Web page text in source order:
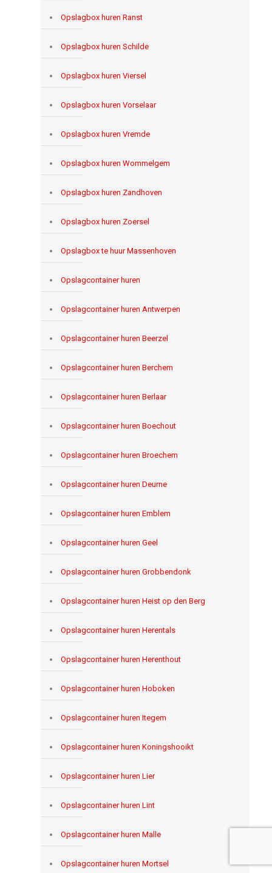
Opslagbox huren Ranst
Opslagbox huren Schilde
Opslagbox huren Viersel
Opslagbox huren Vorselaar
Opslagbox huren Vremde
Opslagbox huren Wommelgem
Opslagbox huren Zandhoven
Opslagbox huren Zoersel
Opslagbox te huur Massenhoven
Opslagcontainer huren
Opslagcontainer huren Antwerpen
Opslagcontainer huren Beerzel
Opslagcontainer huren Berchem
Opslagcontainer huren Berlaar
Opslagcontainer huren Boechout
Opslagcontainer huren Broechem
Opslagcontainer huren Deurne
Opslagcontainer huren Emblem
Opslagcontainer huren Geel
Opslagcontainer huren Grobbendonk
Opslagcontainer huren Heist op den Berg
Opslagcontainer huren Herentals
Opslagcontainer huren Herenthout
Opslagcontainer huren Hoboken
Opslagcontainer huren Itegem
Opslagcontainer huren Koningshooikt
Opslagcontainer huren Lier
Opslagcontainer huren Lint
Opslagcontainer huren Malle
Opslagcontainer huren Mortsel